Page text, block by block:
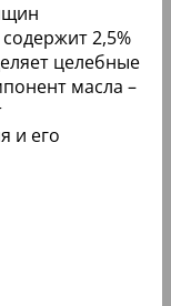
2,5%
целебные
масла –
и его